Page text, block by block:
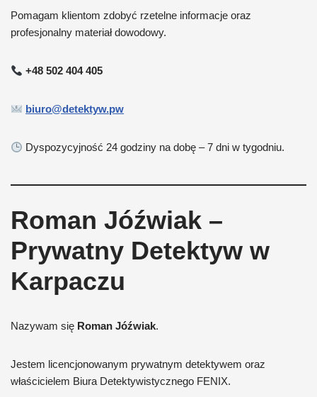
Pomagam klientom zdobyć rzetelne informacje oraz
profesjonalny materiał dowodowy.
+48 502 404 405
biuro@detektyw.pw
Dyspozycyjność 24 godziny na dobę – 7 dni w tygodniu.
Roman Jóźwiak –
Prywatny Detektyw w
Karpaczu
Nazywam się Roman Jóźwiak.
Jestem licencjonowanym prywatnym detektywem oraz
właścicielem Biura Detektywistycznego FENIX.